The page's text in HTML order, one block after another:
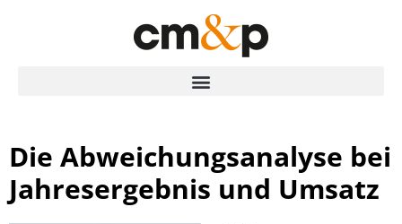
Die Abweichungsanalyse bei
Jahresergebnis und Umsatz